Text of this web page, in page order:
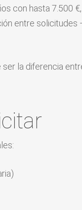
con hasta 7.500
entre
la diferencia